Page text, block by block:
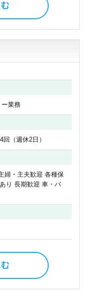
業務
（週休2日）
婦・主夫歓迎 各種保
り 長期歓迎 車・バ